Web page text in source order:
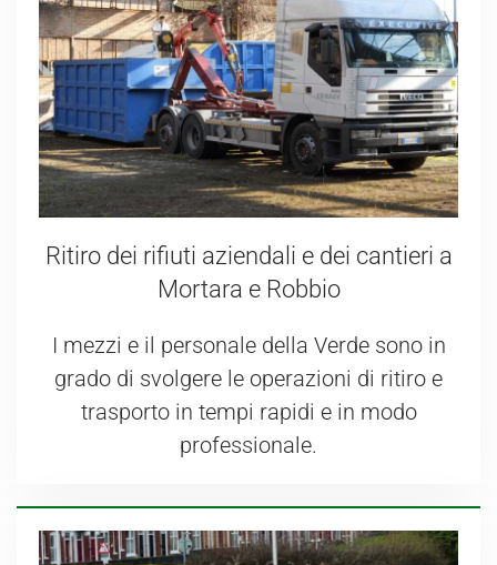
Ritiro dei rifiuti aziendali e dei cantieri a
Mortara e Robbio
I mezzi e il personale della Verde sono in
grado di svolgere le operazioni di ritiro e
trasporto in tempi rapidi e in modo
professionale.